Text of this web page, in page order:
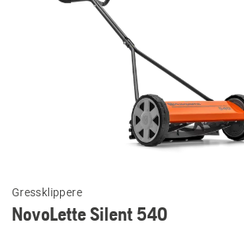
flere
Gressklippere
NovoLette Silent 540